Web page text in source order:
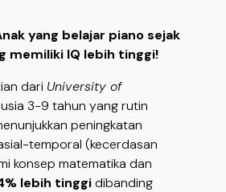
yang belajar piano sejak
memiliki IQ lebih tinggi!
dari University of
usia 3-9 tahun yang rutin
peningkatan
temporal (kecerdasan
konsep matematika dan
lebih tinggidibanding